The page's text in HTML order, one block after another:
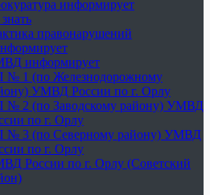
информирует
правонарушений
информирует
№ 1 (по Железнодорожному
УМВД России по г. Орлу
№ 2 (по Заводскому району) УМВД
по г. Орлу
№ 3 (по Северному району) УМВД
по г. Орлу
России по г. Орлу (Советский